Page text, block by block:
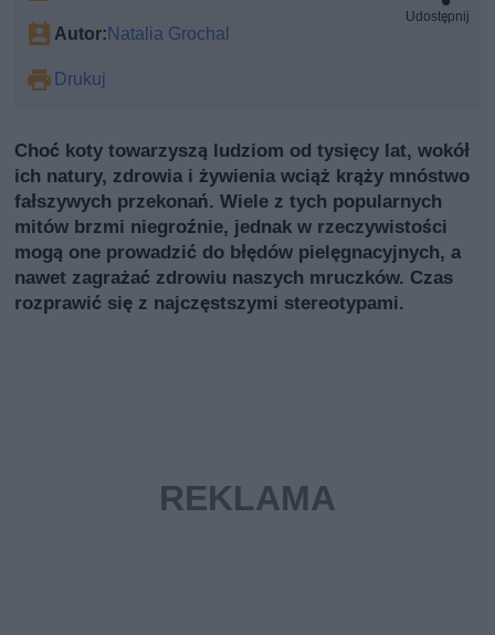
Autor:Natalia Grochal
Drukuj
Udostępnij
Choć koty towarzyszą ludziom od tysięcy lat, wokół
ich natury, zdrowia i żywienia wciąż krąży mnóstwo
fałszywych przekonań. Wiele z tych popularnych
mitów brzmi niegroźnie, jednak w rzeczywistości
mogą one prowadzić do błędów pielęgnacyjnych, a
nawet zagrażać zdrowiu naszych mruczków. Czas
rozprawić się z najczęstszymi stereotypami.